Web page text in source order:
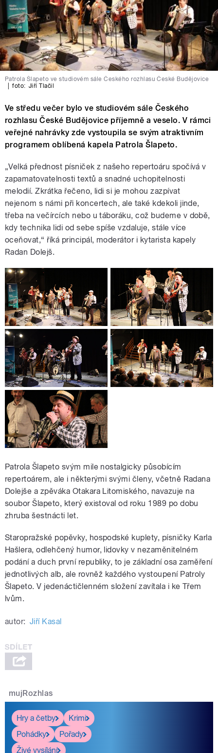
Patrola Šlapeto ve studiovém sále Českého rozhlasu České Budějovice
foto: Jiří Tlačil
Ve středu večer bylo ve studiovém sále Českého
rozhlasu České Budějovice příjemně a veselo. V rámci
veřejné nahrávky zde vystoupila se svým atraktivním
programem oblíbená kapela Patrola Šlapeto.
„Velká přednost písniček z našeho repertoáru spočívá v
zapamatovatelnosti textů a snadné uchopitelnosti
melodií. Zkrátka řečeno, lidi si je mohou zazpívat
nejenom s námi při koncertech, ale také kdekoli jinde,
třeba na večírcích nebo u táboráku, což budeme v době,
kdy technika lidi od sebe spíše vzdaluje, stále více
oceňovat,“ říká principál, moderátor i kytarista kapely
Radan Dolejš.
Patrola Šlapeto svým mile nostalgicky působícím
repertoárem, ale i některými svými členy, včetně Radana
Dolejše a zpěváka Otakara Litomiského, navazuje na
soubor Šlapeto, který existoval od roku 1989 po dobu
zhruba šestnácti let.
Staropražské popěvky, hospodské kuplety, písničky Karla
Hašlera, odlehčený humor, lidovky v nezaměnitelném
podání a duch první republiky, to je základní osa zaměření
jednotlivých alb, ale rovněž každého vystoupení Patroly
Šlapeto. V jedenáctičlenném složení zavítala i ke Třem
lvům.
autor: Jiří Kasal
mujRozhlas
Hry a četby
Krimi
Pohádky
Pořady
Živé vysílání